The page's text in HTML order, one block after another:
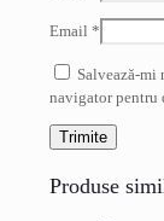
Email *
Salvează-mi
navigator pentru
Produse